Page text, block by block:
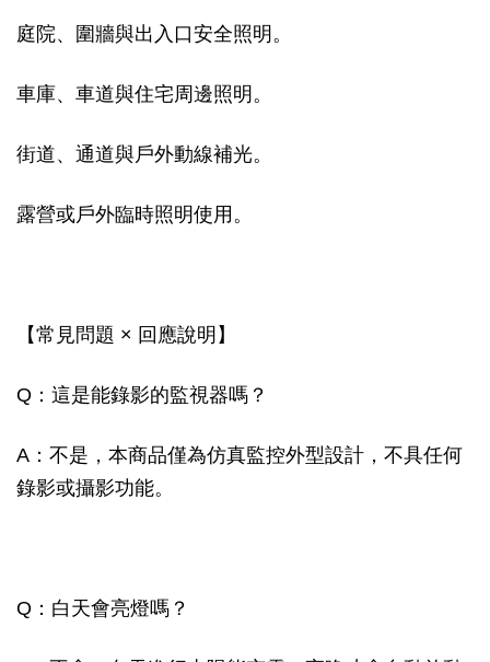
庭院、圍牆與出入口安全照明。
車庫、車道與住宅周邊照明。
街道、通道與戶外動線補光。
露營或戶外臨時照明使用。
【常見問題 × 回應說明】
Q：這是能錄影的監視器嗎？
A：不是，本商品僅為仿真監控外型設計，不具任何
錄影或攝影功能。
Q：白天會亮燈嗎？